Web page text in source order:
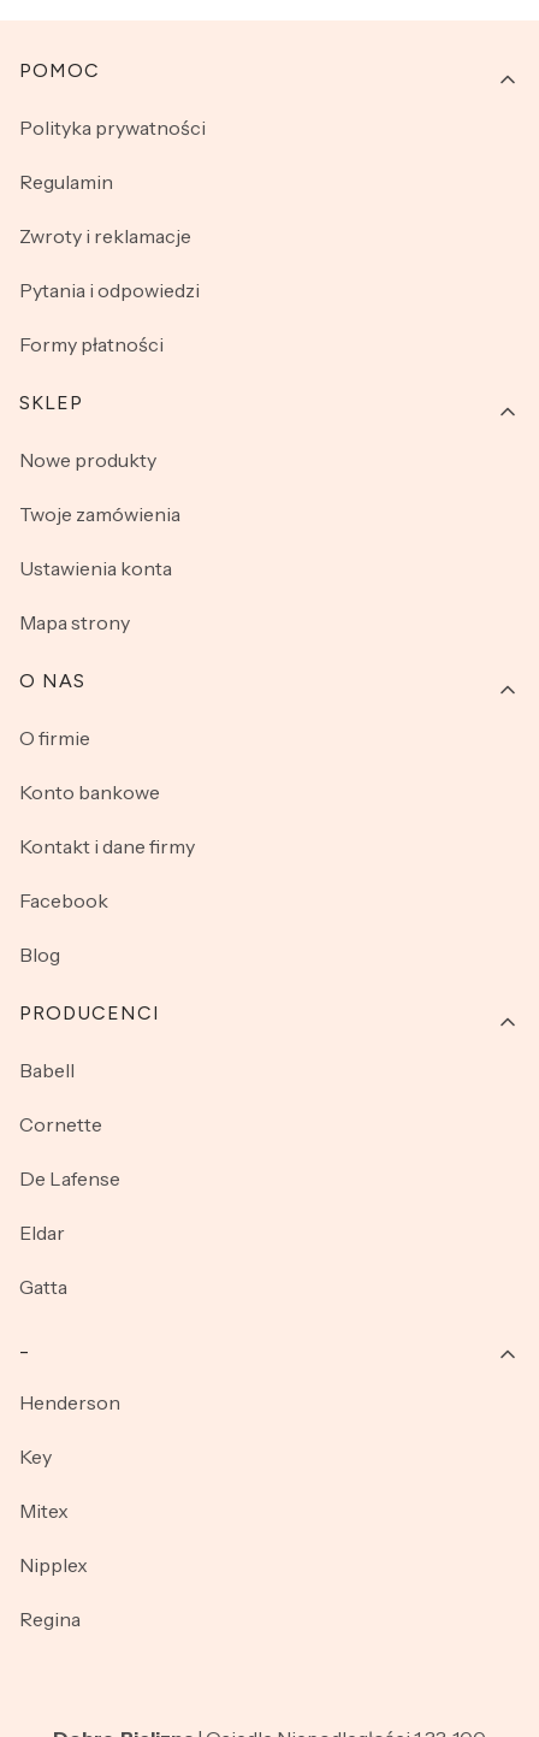
Linki w stopce
POMOC
Polityka prywatności
Regulamin
Zwroty i reklamacje
Pytania i odpowiedzi
Formy płatności
SKLEP
Nowe produkty
Twoje zamówienia
Ustawienia konta
Mapa strony
O NAS
O firmie
Konto bankowe
Kontakt i dane firmy
Facebook
Blog
PRODUCENCI
Babell
Cornette
De Lafense
Eldar
Gatta
Henderson
Key
Mitex
Nipplex
Regina